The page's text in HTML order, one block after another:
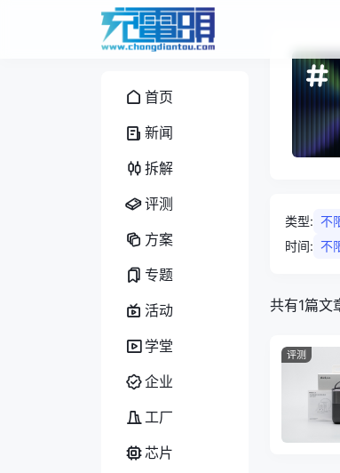
首页
新闻
拆解
评测
方案
专题
活动
学堂
企业
工厂
芯片
类型: 不
时间: 不
共有1篇文
评测